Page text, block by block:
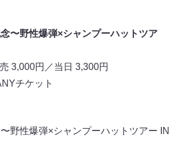
念〜野性爆弾×シャンプーハットツア
3,000円／当日 3,300円
チケット
野性爆弾×シャンプーハットツアー IN